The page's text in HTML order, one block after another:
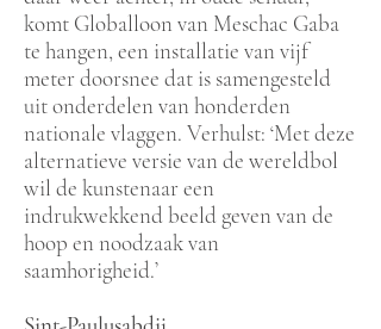
komt Globalloon van Meschac Gaba
te hangen, een installatie van vijf
meter doorsnee dat is samengesteld
uit onderdelen van honderden
nationale vlaggen. Verhulst: ‘Met deze
alternatieve versie van de wereldbol
wil de kunstenaar een
indrukwekkend beeld geven van de
hoop en noodzaak van
saamhorigheid.’